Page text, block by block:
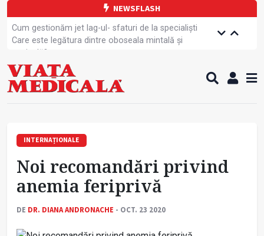
NEWSFLASH
Cum gestionăm jet lag-ul- sfaturi de la specialiști
Care este legătura dintre oboseala mintală și
caniculă?
Campanie de prevenție dedicată sportivelor
Un nou studiu pentru testarea unui vaccin împotriva
tulpinei Bundibugyo a virusului Ebola
sănătate
Demersuri pentru acces transfrontalier la date
Contractul cadru ar putea fi modificat
temporar
INTERNAȚIONALE
Noi recomandări privind
anemia feriprivă
DE DR. DIANA ANDRONACHE - OCT. 23 2020